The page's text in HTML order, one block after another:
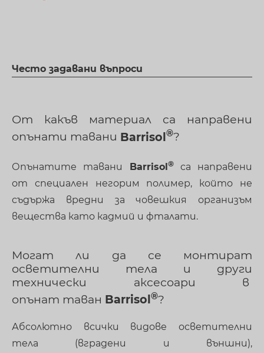
Често задавани въпроси
От какъв материал са направени
опънати тавани Barrisol ?
Опънатите тавани Barrisol са направени
от специален негорим полимер, който не
съдържа вредни за човешкия организъм
вещества като кадмий и фталати.
Могат ли да се монтират
осветителни тела и други
технически аксесоари в
опънат таван Barrisol ?
Абсолютно всички видове осветителни
тела (вградени и външни),